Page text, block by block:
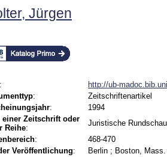
Jürgen
:
http://ub-
:
Zeitschriftenartikel
:
1994
einer Zeitschrift oder
Reihe:
Juristische
:
468-470
Veröffentlichung:
Berlin ; Boston,